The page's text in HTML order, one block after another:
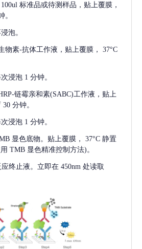
100ul 标准品或待测样品，贴上覆膜，
。
泡。
物素-抗体工作液，贴上覆膜， 37°C
浸泡 1 分钟。
链霉亲和素(SABC)工作液，贴上
分钟。
浸泡 1 分钟。
显色底物。贴上覆膜， 37°C 静置
TMB 显色精准控制方法)。
应终止液。立即在 450nm 处读取